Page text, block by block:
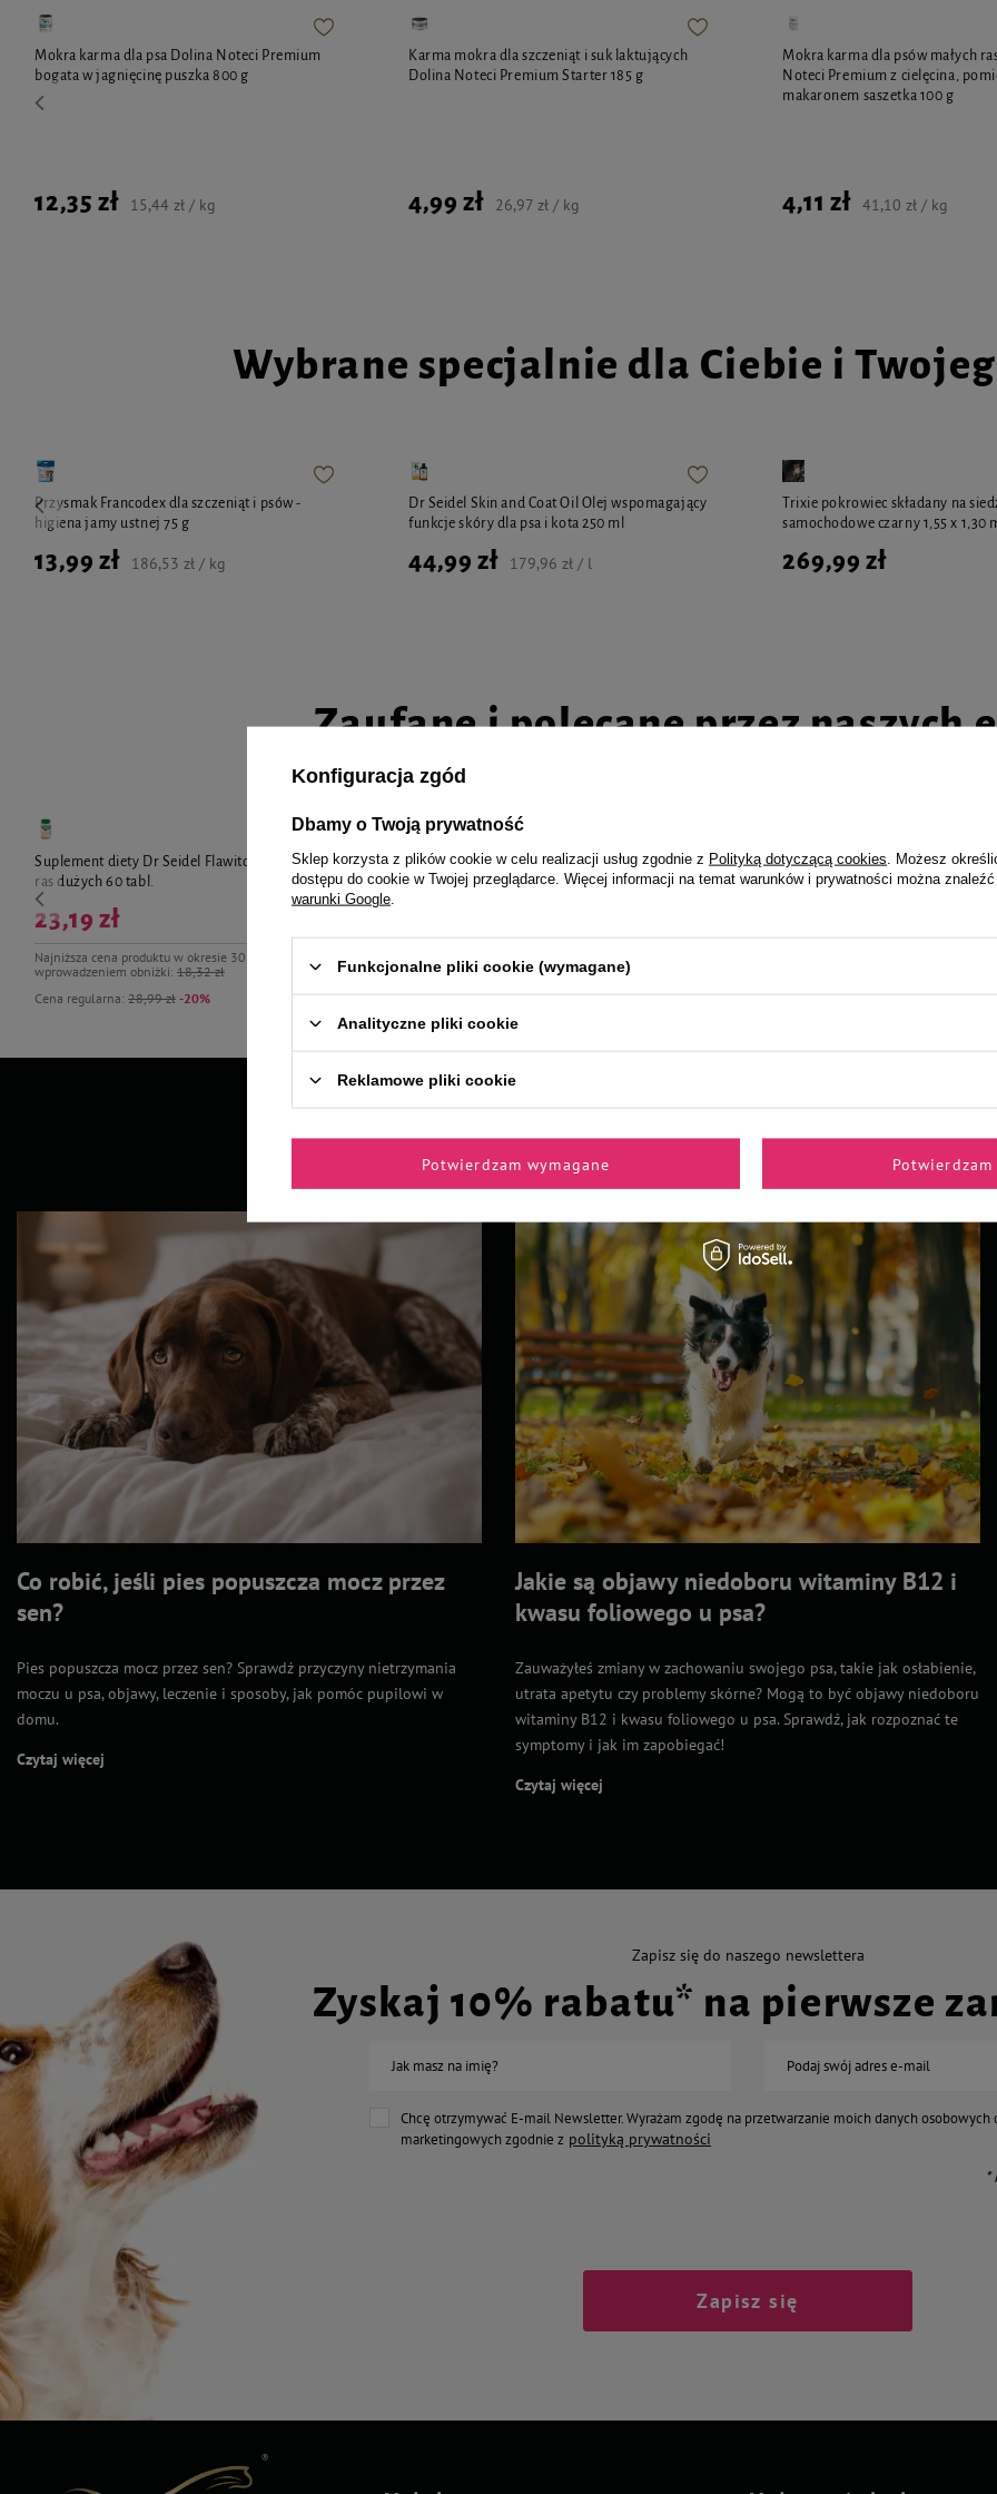
Mokra karma dla psa Dolina Noteci Premium
bogata w jagnięcinę puszka 800 g
12,35 zł 15,44 zł / kg
Karma mokra dla szczeniąt i suk laktujących
Dolina Noteci Premium Starter 185 g
4,99 zł 26,97 zł / kg
Mokra karma dla psów małych
Noteci Premium z cielęcina,
makaronem saszetka 100 g
4,11 zł 41,10 zł / kg
Wybrane specjalnie dla Ciebie i
Przysmak Francodex dla szczeniąt i psów -
higiena jamy ustnej 75 g
13,99 zł 186,53 zł / kg
Dr Seidel Skin and Coat Oil Olej wspomagający
funkcje skóry dla psa i kota 250 ml
44,99 zł 179,96 zł / l
Trixie pokrowiec składany na
samochodowe czarny 1,55 x 1,30
269,99 zł
Zaufane i polecane przez naszych
Suplement diety Dr Seidel Flawitol dla szczeniąt
ras dużych 60 tabl.
Cena regularna: 28,99 zł -20%
23,19 zł
Najniższa cena produktu w okresie 30 dni przed
wprowadzeniem obniżki: 18,32 zł
Dolfos Dolvit Junior Suplement diety Kompleks
witamin dla młodych psów 90 tabletek
Dr Seidel Flawitol Deo
chlorofilem i Yucca Schidigera 60
Z naszego bloga
Co robić, jeśli pies popuszcza mocz przez
sen?
Pies popuszcza mocz przez sen? Sprawdź przyczyny nietrzymania
moczu u psa, objawy, leczenie i sposoby, jak pomóc pupilowi w
domu.
Czytaj więcej
Jakie są objawy niedoboru witaminy B12 i
kwasu foliowego u psa?
Zauważyłeś zmiany w zachowaniu swojego psa, takie jak osłabienie,
utrata apetytu czy problemy skórne? Mogą to być objawy niedoboru
witaminy B12 i kwasu foliowego u psa. Sprawdź, jak rozpoznać te
symptomy i jak im zapobiegać!
Czytaj więcej
Zapisz się do naszego newslettera
Zyskaj 10% rabatu* na pierwsze
Jak masz na imię? Podaj swój adres e-mail
Chcę otrzymywać E-mail Newsletter. Wyrażam zgodę na przetwarzanie moich danych osobowych
marketingowych zgodnie z polityką prywatności
*
Zapisz się
Konfiguracja zgód
Dbamy o Twoją prywatność
Sklep korzysta z plików cookie w celu realizacji usług zgodnie z Polityką dotyczącą cookies . Możesz
dostępu do cookie w Twojej przeglądarce. Więcej informacji na temat warunków i prywatności można
warunki Google
Funkcjonalne pliki cookie (wymagane)
Analityczne pliki cookie
Reklamowe pliki cookie
Potwierdzam wymagane